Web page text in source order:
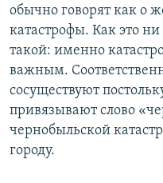
обычно говорят как о
катастрофы. Как это
такой: именно
важным.
сосуществуют
привязывают слово
чернобыльской
городу.